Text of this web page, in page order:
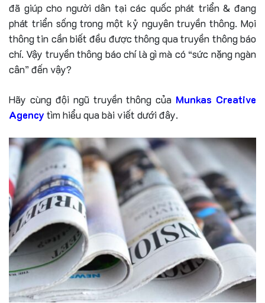
đã giúp cho người dân tại các quốc phát triển & đang
phát triển sống trong một kỷ nguyên truyền thông. Mọi
thông tin cần biết đều được thông qua truyền thông báo
chí. Vậy truyền thông báo chí là gì mà có “sức nặng ngàn
cân” đến vậy?
Hãy cùng đội ngũ truyền thông của Munkas Creative
Agencytìm hiểu qua bài viết dưới đây.